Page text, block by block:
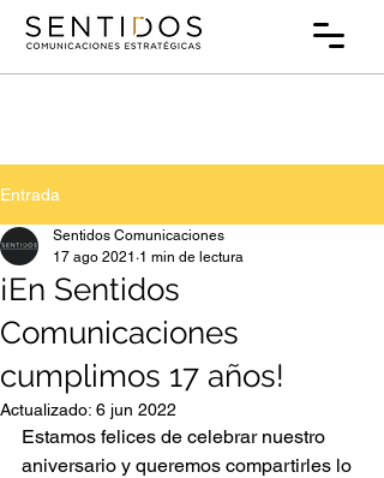
Entrada
¡En Sentidos
Comunicaciones
cumplimos 17 años!
Sentidos Comunicaciones
17 ago 2021 1 min de lectura
Actualizado: 6 jun 2022
Estamos felices de celebrar nuestro
aniversario y queremos compartirles lo